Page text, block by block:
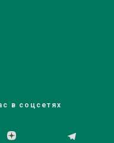
в соцсетях